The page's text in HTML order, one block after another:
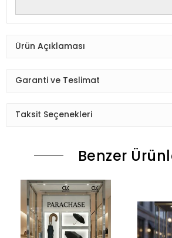
Ürün Açıklaması
Garanti ve Teslimat
Taksit Seçenekleri
Benzer